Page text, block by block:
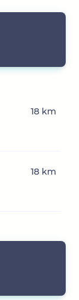
18 km
18 km